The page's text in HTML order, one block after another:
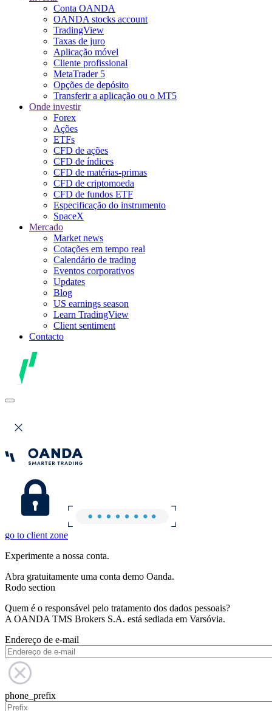
Conta OANDA
OANDA stocks account
TradingView
Taxas de juro
Aplicação móvel
Cliente profissional
MetaTrader 5
Opções de depósito
Transferir a aplicação ou o MT5
Onde investir
Forex
Ações
ETFs
CFD de ações
CFD de índices
CFD de matérias-primas
CFD de criptomoeda
CFD de fundos ETF
Especificação do instrumento
SpaceX
Mercado
Market news
Cotações em tempo real
Calendário de trading
Eventos corporativos
Updates
Blog
US earnings season
Learn TradingView
Client sentiment
Contacto
go to client zone
Experimente a nossa conta.
Abra gratuitamente uma conta demo Oanda.
Rodo section
Quem é o responsável pelo tratamento dos dados pessoais?
A OANDA TMS Brokers S.A. está sediada em Varsóvia.
Endereço de e-mail
phone_prefix